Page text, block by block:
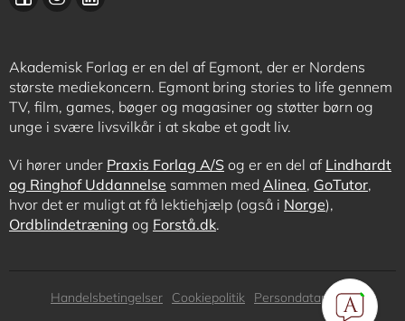
Akademisk Forlag er en del af Egmont, der er Nordens
største mediekoncern. Egmont bring stories to life gennem
TV, film, games, bøger og magasiner og støtter børn og
unge i svære livsvilkår i at skabe et godt liv.
Vi hører under Praxis Forlag A/S og er en del af Lindhardt
og Ringhof Uddannelse sammen med Alinea, GoTutor,
hvor det er muligt at få lektiehjælp (også i Norge),
Ordblindetræning og Forstå.dk.
Subfooter
Handelsbetingelser Cookiepolitik Persondatapolitik